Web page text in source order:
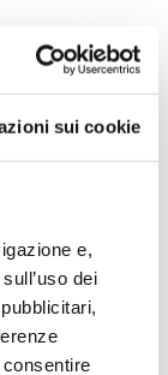
sui cookie
e,
dei